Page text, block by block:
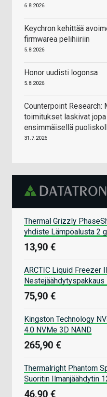
6.8.2026
Keychron kehittää
firmwarea pelihiiriin
5.8.2026
Honor uudisti logonsa
5.8.2026
Counterpoint
toimitukset laskivat jopa
ensimmäisellä
31.7.2026
Thermal Grizzly
yhdiste Lämpöalusta 2 g
13,90 €
ARCTIC Liquid Freezer
75,90 €
Kingston Technology
4.0 NVMe 3D NAND
265,90 €
Thermalright Phantom
Suoritin Ilmanjäähdytin
46,90 €